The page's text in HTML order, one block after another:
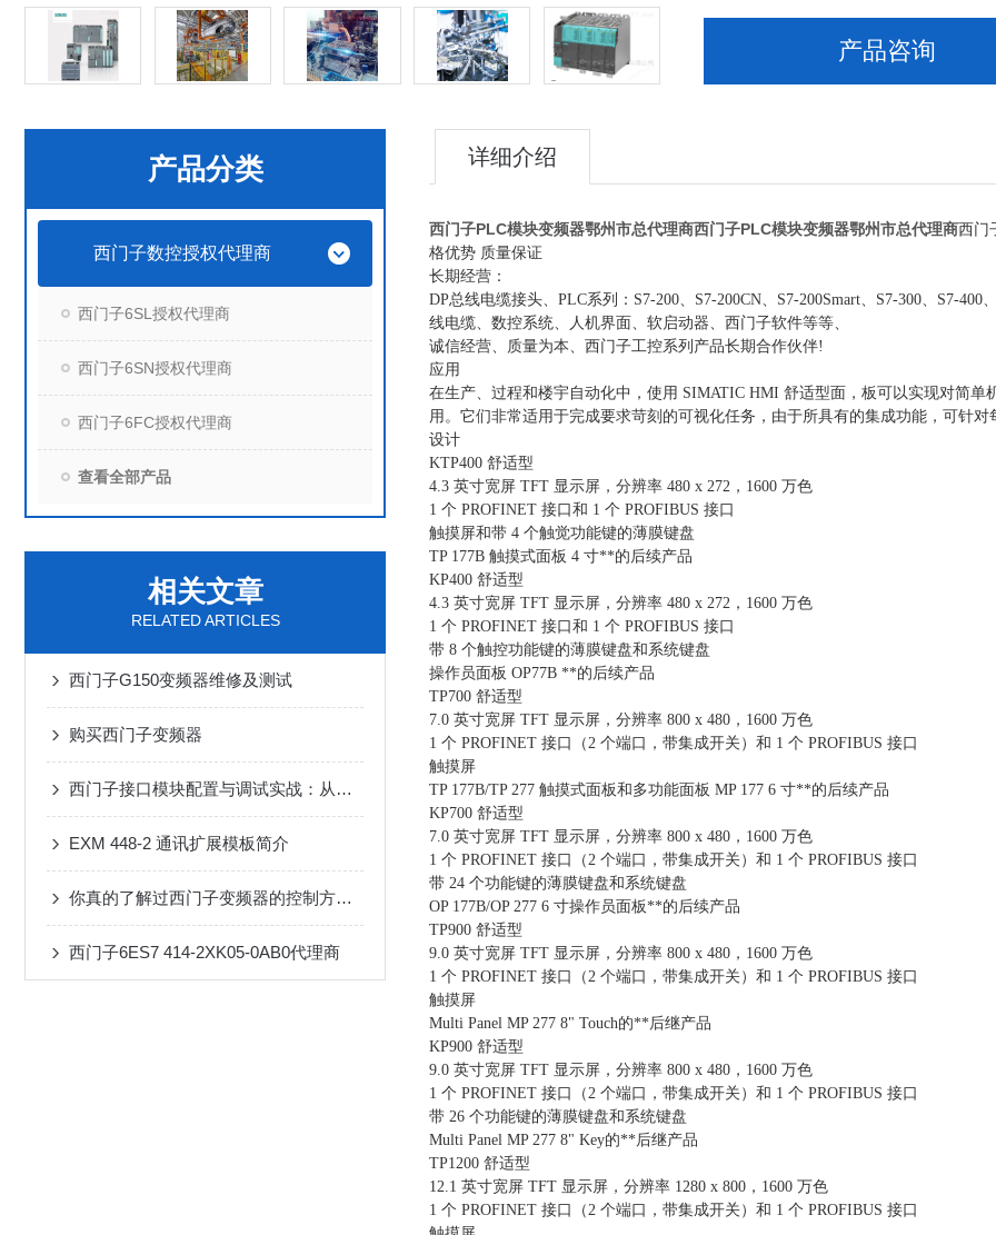
产品咨询
产品分类
西门子数控授权代理商
西门子6SL授权代理商
西门子6SN授权代理商
西门子6FC授权代理商
查看全部产品
相关文章
RELATED ARTICLES
西门子G150变频器维修及测试
购买西门子变频器
西门子接口模块配置与调试实战：从安装到高效运行
EXM 448-2 通讯扩展模板简介
你真的了解过西门子变频器的控制方法吗？
西门子6ES7 414-2XK05-0AB0代理商
详细介绍
西门子PLC模块变频器鄂州市总代理商西门子PLC模块变频器鄂州市总代理商西门
格优势 质量保证
长期经营：
DP总线电缆接头、PLC系列：S7-200、S7-200CN、S7-200Smart、S7-300、S7-
线电缆、数控系统、人机界面、软启动器、西门子软件等等、
诚信经营、质量为本、西门子工控系列产品长期合作伙伴!
应用
在生产、过程和楼宇自动化中，使用 SIMATIC HMI 舒适型面，板可以实现对简
用。它们非常适用于完成要求苛刻的可视化任务，由于所具有的集成功能，可针
设计
KTP400 舒适型
4.3 英寸宽屏 TFT 显示屏，分辨率 480 x 272，1600 万色
1 个 PROFINET 接口和 1 个 PROFIBUS 接口
触摸屏和带 4 个触觉功能键的薄膜键盘
TP 177B 触摸式面板 4 寸**的后续产品
KP400 舒适型
4.3 英寸宽屏 TFT 显示屏，分辨率 480 x 272，1600 万色
1 个 PROFINET 接口和 1 个 PROFIBUS 接口
带 8 个触控功能键的薄膜键盘和系统键盘
操作员面板 OP77B **的后续产品
TP700 舒适型
7.0 英寸宽屏 TFT 显示屏，分辨率 800 x 480，1600 万色
1 个 PROFINET 接口（2 个端口，带集成开关）和 1 个 PROFIBUS 接口
触摸屏
TP 177B/TP 277 触摸式面板和多功能面板 MP 177 6 寸**的后续产品
KP700 舒适型
7.0 英寸宽屏 TFT 显示屏，分辨率 800 x 480，1600 万色
1 个 PROFINET 接口（2 个端口，带集成开关）和 1 个 PROFIBUS 接口
带 24 个功能键的薄膜键盘和系统键盘
OP 177B/OP 277 6 寸操作员面板**的后续产品
TP900 舒适型
9.0 英寸宽屏 TFT 显示屏，分辨率 800 x 480，1600 万色
1 个 PROFINET 接口（2 个端口，带集成开关）和 1 个 PROFIBUS 接口
触摸屏
Multi Panel MP 277 8" Touch的**后继产品
KP900 舒适型
9.0 英寸宽屏 TFT 显示屏，分辨率 800 x 480，1600 万色
1 个 PROFINET 接口（2 个端口，带集成开关）和 1 个 PROFIBUS 接口
带 26 个功能键的薄膜键盘和系统键盘
Multi Panel MP 277 8" Key的**后继产品
TP1200 舒适型
12.1 英寸宽屏 TFT 显示屏，分辨率 1280 x 800，1600 万色
1 个 PROFINET 接口（2 个端口，带集成开关）和 1 个 PROFIBUS 接口